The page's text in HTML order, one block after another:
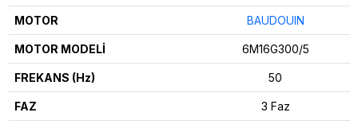
MOTOR BAUDOUIN
MOTOR MODELİ 6M16G300/5
FREKANS (Hz) 50
FAZ 3 Faz